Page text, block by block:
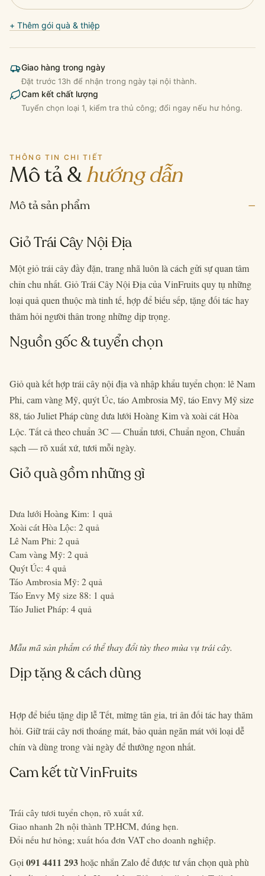
+ Thêm gói quà & thiệp
Giao hàng trong ngày
Đặt trước 13h để nhận trong ngày tại nội thành.
Cam kết chất lượng
Tuyển chọn loại 1, kiểm tra thủ công; đổi ngay nếu hư hỏng.
THÔNG TIN CHI TIẾT
Mô tả &hướng dẫn
Mô tả sản phẩm
–
Giỏ Trái Cây Nội Địa
Một giỏ trái cây đầy đặn, trang nhã luôn là cách gửi sự quan tâm
chỉn chu nhất. Giỏ Trái Cây Nội Địa của VinFruits quy tụ những
loại quả quen thuộc mà tinh tế, hợp để biếu sếp, tặng đối tác hay
thăm hỏi người thân trong những dịp trọng.
Nguồn gốc & tuyển chọn
Giỏ quà kết hợp trái cây nội địa và nhập khẩu tuyển chọn: lê Nam
Phi, cam vàng Mỹ, quýt Úc, táo Ambrosia Mỹ, táo Envy Mỹ size
88, táo Juliet Pháp cùng dưa lưới Hoàng Kim và xoài cát Hòa
Lộc. Tất cả theo chuẩn 3C — Chuẩn tươi, Chuẩn ngon, Chuẩn
sạch — rõ xuất xứ, tươi mỗi ngày.
Giỏ quà gồm những gì
Dưa lưới Hoàng Kim: 1 quả
Xoài cát Hòa Lộc: 2 quả
Lê Nam Phi: 2 quả
Cam vàng Mỹ: 2 quả
Quýt Úc: 4 quả
Táo Ambrosia Mỹ: 2 quả
Táo Envy Mỹ size 88: 1 quả
Táo Juliet Pháp: 4 quả
Mẫu mã sản phẩm có thể thay đổi tùy theo mùa vụ trái cây.
Dịp tặng & cách dùng
Hợp để biếu tặng dịp lễ Tết, mừng tân gia, tri ân đối tác hay thăm
hỏi. Giữ trái cây nơi thoáng mát, bảo quản ngăn mát với loại dễ
chín và dùng trong vài ngày để thưởng ngon nhất.
Cam kết từ VinFruits
Trái cây tươi tuyển chọn, rõ xuất xứ.
Giao nhanh 2h nội thành TP.HCM, đúng hẹn.
Đổi nếu hư hỏng; xuất hóa đơn VAT cho doanh nghiệp.
Gọi 091 4411 293hoặc nhắn Zalo để được tư vấn chọn quà phù